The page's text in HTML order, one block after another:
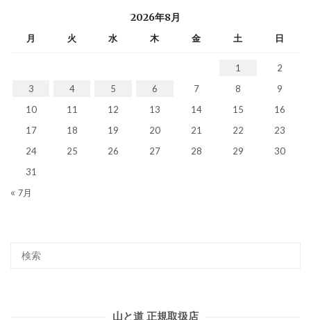
2026年8月
月 火 水 木 金 土 日
1
2
3
4 5 6 7 8
9
10
11 12 13 14 15
16
17
18 19 20 21 22
23
24
25 26 27 28 29
30
31
« 7月
山と道 正規取扱店